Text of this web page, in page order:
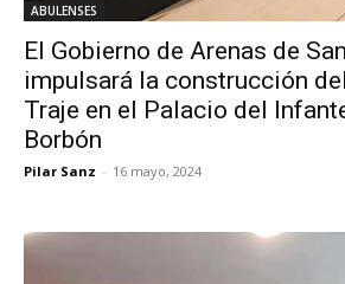
ABULENSES
El Gobierno de Arenas de
impulsará la construcción
Traje en el Palacio del
Borbón
Pilar Sanz - 16 mayo, 2024